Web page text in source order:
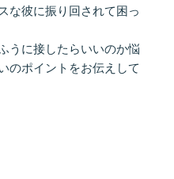
な彼に振り回されて困っ
うに接したらいいのか悩
のポイントをお伝えして